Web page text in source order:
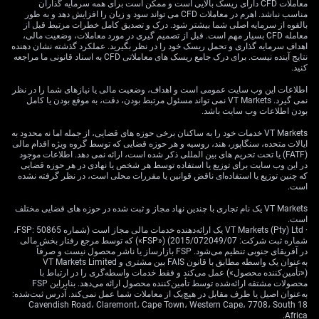
با توجه به این شرایط، انتظار داریم نرخ EUR/GBP در شکستن
و تثبیت بالای سطح ۰٫۸۷۰ مشکل داشته باشد. بنابراین فروش
«اختیار خرید» کوتاه‌مدت (Call Option؛ قراردادی که حق
خرید در قیمت مشخص را می‌دهد) با «قیمت اعمال» (Strike؛
قیمتی که در قرارداد اختیار معامله تعیین می‌شود) بالاتر از
محدوده می‌ماند، «پرمیوم» (حق‌بیمه/هزینه‌ای که فروشنده
اختیار دریافت می‌کند) دریافت شود. نوسان پایین فعلی
فروش اختیار را از نظر قیمت‌گذاری کم‌هزینه‌تر نشان می‌دهد
و بیانگر آرامش بازار است.
محرک اصلی رشد، فعلاً سیاست بانک‌های مرکزی است نه
سیاست داخلی بریتانیا. با توجه به اینکه آخرین داده تورم
شده و ECB نیز از احتمال کاهش نرخ بهره در ماه آینده صحبت
کرده است، عوامل بنیادی از یوروی قوی حمایت نمی‌کنند.
تفاوت مسیر سیاست پولی (جهت‌گیری متفاوت نرخ بهره در
دو اقتصاد) باید همچنان مانع رشد شدید EUR/GBP شود.
معاملات CFD دارای ریسک بالایی است و ممکن است برای همه سرمایه گذاران
مناسب نباشد. اهرم در معاملات CFD می تواند سود و زیان را افزایش دهد و به طور
بالقوه از سرمایه اصلی شما بیشتر شود. درک و تصدیق کامل خطرات مرتبط قبل از
معامله CFD بسیار مهم است. قبل از تصمیم گیری در مورد معاملات، وضعیت مالی،
اهداف سرمایه گذاری و تحمل ریسک خود را در نظر بگیرید. عملکرد گذشته نشان دهنده
نتایج آینده نیست. برای درک جامع ریسک های معاملاتی CFD به اسناد قانونی ما مراجعه
کنید.
اطلاعات این وب سایت عمومی است و اهداف، وضعیت مالی یا نیازهای شما را در نظر
نمی گیرد. VT Markets نمی تواند مسئول مرتبط بودن، دقت، به موقع بودن یا کامل
بودن اطلاعات وب سایت باشد.
VT Markets خدمات خود را به ساکنان برخی حوزه های قضایی، از جمله اما نه محدود به
ایالات متحده، سنگاپور، هند، روسیه و هر حوزه قضایی که توسط گروه ویژه اقدام مالی
(FATF) یا تحت تحریم های بین المللی ذکر شده است، ارائه نمی دهد. اطلاعات موجود
در این وب سایت برای توزیع یا استفاده توسط هر شخص یا نهادی در هر حوزه قضایی
که چنین توزیع یا استفاده‌ای ناقض قوانین یا مقررات محلی است، در نظر گرفته نشده
است.
VT Markets یک نام تجاری با چندین نهاد مجاز و ثبت شده در حوزه های قضایی مختلف
است.
· VT Markets (Pty) Ltd یک ارائه‌دهنده خدمات مالی مجاز است (شماره FSP: 50865،
شماره ثبت شرکت: 2015/072049/07) («FSP») که توسط مرجع رفتار بخش مالی
در آفریقای جنوبی تنظیم می‌شود. FSP بازارساز یا ناشر محصول نیست و صرفاً
به‌عنوان یک واسطه مطابق با قانون FAIS بین مشتری و VT Markets Limited
(«تأمین‌کننده محصول») عمل می‌کند و فقط خدمات واسطه‌گری را در ارتباط با
محصولات مشتقه ارائه‌شده توسط تأمین‌کننده محصول ارائه می‌دهد. بنابراین FSP
به‌عنوان اصیل یا طرف مقابل در هیچ‌یک از معاملات شما عمل نمی‌کند. آدرس ثبت‌شده:
18 Cavendish Road، Claremont، Cape Town، Western Cape، 7708، South
Africa.